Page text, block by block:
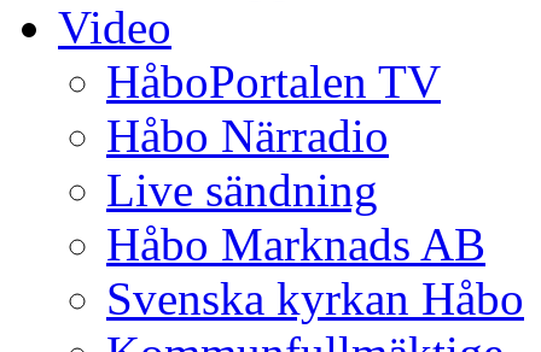
Video
HåboPortalen TV
Håbo Närradio
Live sändning
Håbo Marknads AB
Svenska kyrkan Håbo